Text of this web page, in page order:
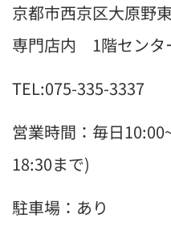
京都市西京区大原野
専門店内 1階センタ
TEL:075-335-3337
営業時間：毎日
18:30まで)
駐車場：あり